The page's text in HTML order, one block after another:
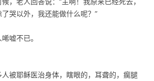
哭以外，我还能做什么呢？”
嘘不已。
被耶稣医治身体，瞎眼的，耳聋的，瘸腿